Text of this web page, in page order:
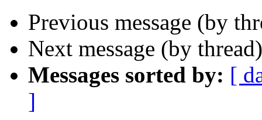
Previous message (by
Next message (by
Messages sorted by: [
]